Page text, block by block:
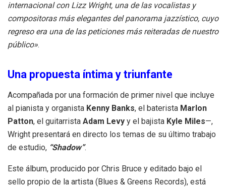
internacional con Lizz Wright, una de las vocalistas y
compositoras más elegantes del panorama jazzístico, cuyo
regreso era una de las peticiones más reiteradas de nuestro
público».
Una propuesta íntima y triunfante
Acompañada por una formación de primer nivel que incluye
al pianista y organista Kenny Banks, el baterista Marlon
Patton, el guitarrista Adam Levy y el bajista Kyle Miles—,
Wright presentará en directo los temas de su último trabajo
de estudio, “Shadow”.
Este álbum, producido por Chris Bruce y editado bajo el
sello propio de la artista (Blues & Greens Records), está